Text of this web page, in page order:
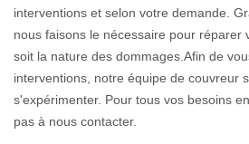
interventions et selon votre demande.
nous faisons le nécessaire pour réparer
soit la nature des dommages.Afin de
interventions, notre équipe de couvreur
s'expérimenter. Pour tous vos besoins
pas à nous contacter.